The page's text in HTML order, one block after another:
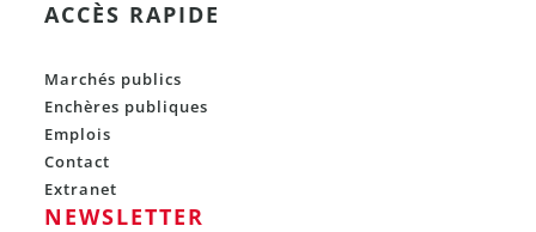
ACCÈS RAPIDE
Marchés publics
Enchères publiques
Emplois
Contact
Extranet
NEWSLETTER